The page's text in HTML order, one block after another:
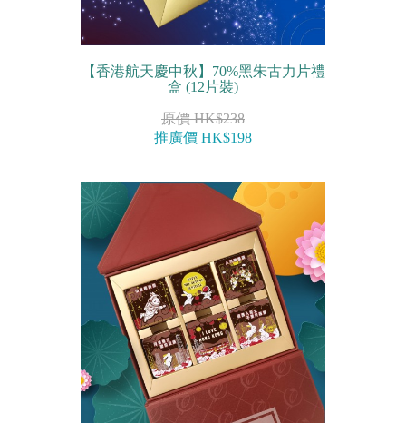
【香港航天慶中秋】70%黑朱古力片禮
盒 (12片裝)
原價 HK$238
推廣價 HK$198